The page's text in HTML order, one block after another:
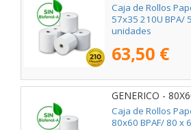
Caja de Rollos
57x35 210U BPA/
unidades
63,50 €
GENERICO -
Caja de Rollos
80x60 BPAF/ 80